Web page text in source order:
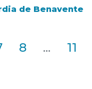
de Benavente
8 ... 11